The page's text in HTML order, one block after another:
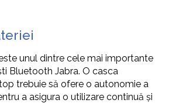
unul dintre cele mai importante
Bluetooth Jabra. O casca
trebuie să ofere o autonomie a
a asigura o utilizare continuă și